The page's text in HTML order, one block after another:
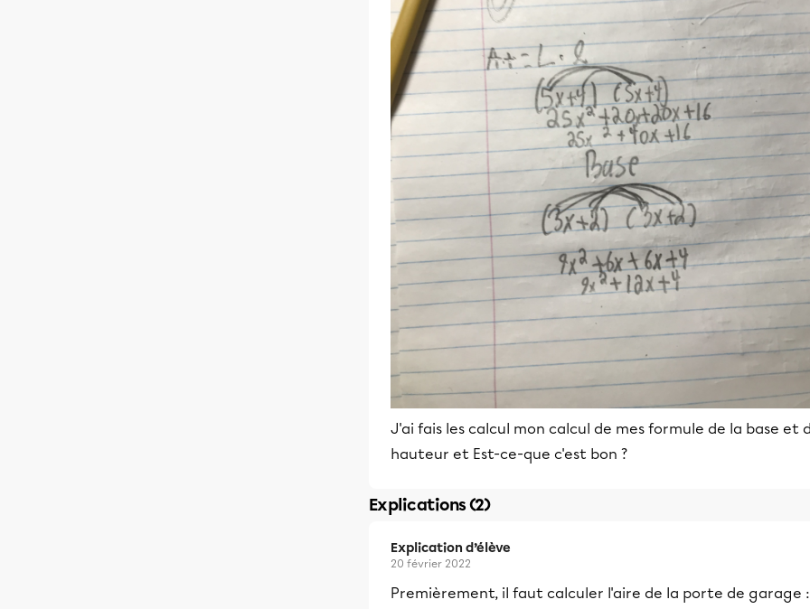
J'ai fais les calcul mon calcul de mes formule de la base et
hauteur et Est-ce-que c'est bon ?
Explications (2)
Explication d’élève
20 février 2022
Premièrement, il faut calculer l'aire de la porte de garage